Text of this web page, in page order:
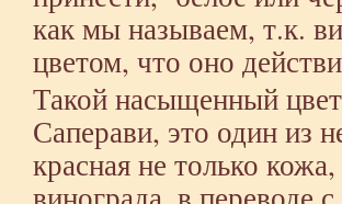
как мы называем, т.к.
цветом, что оно
Такой насыщенный
Саперави, это один из
красная не только